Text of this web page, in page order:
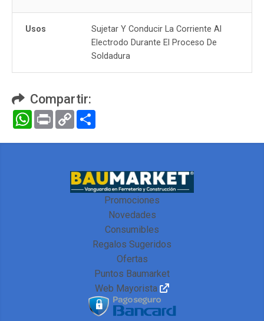
Usos
Sujetar Y Conducir La Corriente Al
Electrodo Durante El Proceso De
Soldadura
Compartir:
WhatsApp
Print Copy
Link
Promociones
Novedades
Consumibles
Regalos Sugeridos
Ofertas
Puntos Baumarket
Web Mayorista